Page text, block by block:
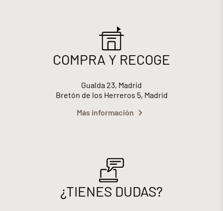
COMPRA Y RECOGE
Gualda 23, Madrid
Bretón de los Herreros 5, Madrid
Más información
¿TIENES DUDAS?